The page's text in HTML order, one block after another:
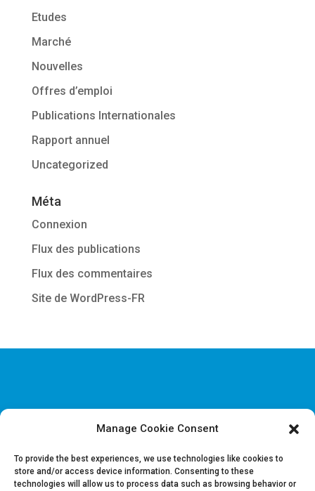
Manage Cookie Consent
To provide the best experiences, we use technologies like cookies to
store and/or access device information. Consenting to these
technologies will allow us to process data such as browsing behavior or
Etudes
Marché
Nouvelles
Offres d’emploi
Publications Internationales
Rapport annuel
Uncategorized
Méta
Connexion
Flux des publications
Flux des commentaires
Site de WordPress-FR
Disclaimer & Informations juridiques